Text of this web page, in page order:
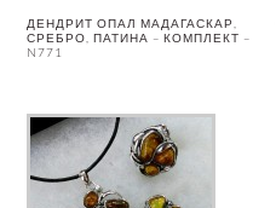
ДЕНДРИТ ОПАЛ МАДАГАСКАР,
СРЕБРО, ПАТИНА – КОМПЛЕКТ –
N771